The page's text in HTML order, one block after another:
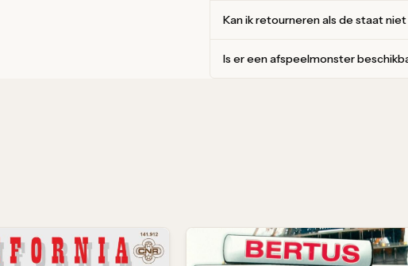
Kan ik retourneren als de staat
Is er een afspeelmonster